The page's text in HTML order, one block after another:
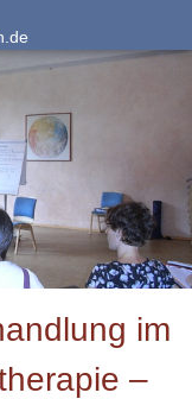
im
–